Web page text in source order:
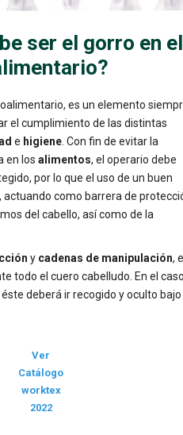
ser el gorro en el
es un elemento
el cumplimiento de las distintas
e higiene. Con fin de evitar la
en los alimentos, el operario debe
por lo que el uso de un buen
actuando como barrera de
del cabello, así como de la
y cadenas de manipulación,
todo el cuero cabelludo. En el caso
deberá ir recogido y oculto bajo
Ver
Catálogo
worktex
2022